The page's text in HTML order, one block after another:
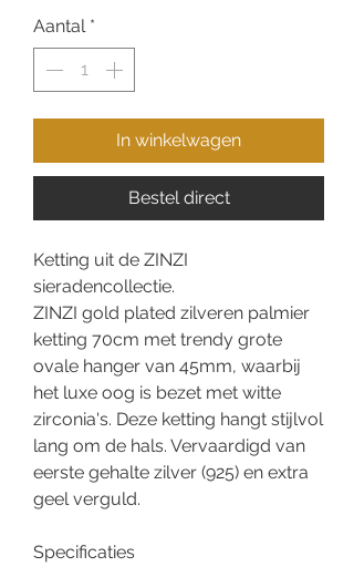
Aantal *
In winkelwagen
Bestel direct
Ketting uit de ZINZI
sieradencollectie.
ZINZI gold plated zilveren palmier
ketting 70cm met trendy grote
ovale hanger van 45mm, waarbij
het luxe oog is bezet met witte
zirconia's. Deze ketting hangt stijlvol
lang om de hals. Vervaardigd van
eerste gehalte zilver (925) en extra
geel verguld.
Specificaties